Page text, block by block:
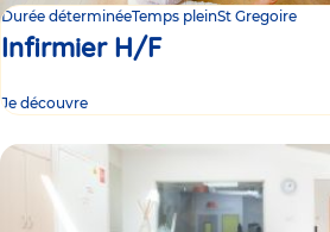
Durée déterminéeTemps pleinSt Gregoire
Infirmier H/F
Je découvre